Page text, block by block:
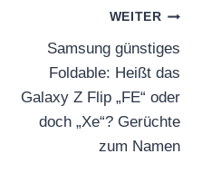
WEITER
Samsung günstiges
Foldable: Heißt das
Galaxy Z Flip „FE“ oder
doch „Xe“? Gerüchte
zum Namen